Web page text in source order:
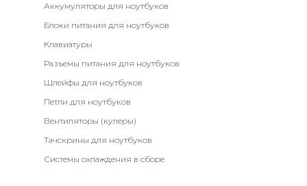
Аккумуляторы для ноутбуков
Блоки питания для ноутбуков
Клавиатуры
Разъемы питания для ноутбуков
Шлейфы для ноутбуков
Петли для ноутбуков
Вентиляторы (кулеры)
Тачскрины для ноутбуков
Системы охлаждения в сборе